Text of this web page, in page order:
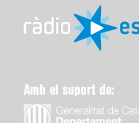
Amb el suport de: